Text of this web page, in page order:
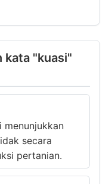
kata "kuasi"
menunjukkan
secara
pertanian.